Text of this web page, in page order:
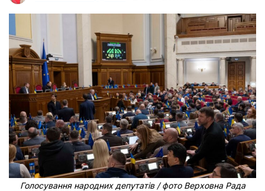
Голосування народних депутатів / фото Верховна Рада